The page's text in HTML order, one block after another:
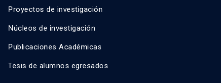
Proyectos de investigación
Núcleos de investigación
Publicaciones Académicas
Tesis de alumnos egresados